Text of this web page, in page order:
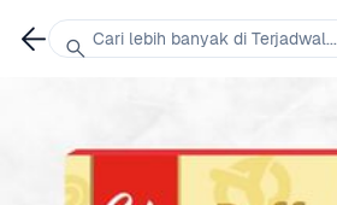
Cari lebih banyak di Terjadwal...